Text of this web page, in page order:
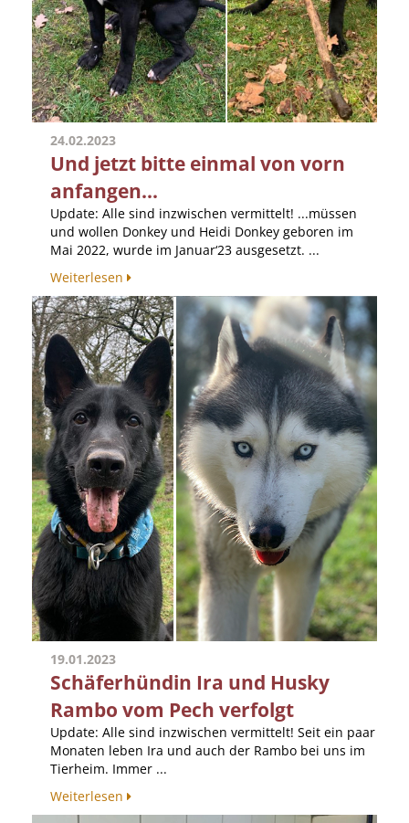
24.02.2023
Und jetzt bitte einmal von vorn
anfangen...
Update: Alle sind inzwischen vermittelt! ...müssen
und wollen Donkey und Heidi Donkey geboren im
Mai 2022, wurde im Januar‘23 ausgesetzt. ...
Weiterlesen
19.01.2023
Schäferhündin Ira und Husky
Rambo vom Pech verfolgt
Update: Alle sind inzwischen vermittelt! Seit ein paar
Monaten leben Ira und auch der Rambo bei uns im
Tierheim. Immer ...
Weiterlesen